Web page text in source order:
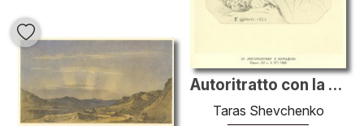
Autoritratto con la barba
Taras Shevchenko